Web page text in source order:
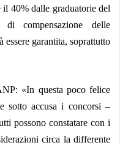
40% dalle graduatorie del
compensazione delle
garantita, soprattutto
«In questa poco felice
sotto accusa i concorsi –
possono constatare con i
circa la differente